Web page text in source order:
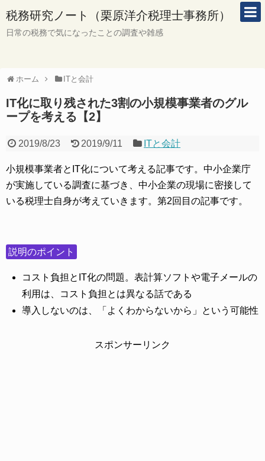
税務研究ノート（栗原洋介税理士事務所）
日常の税務で気になったことの調査や雑感
ホーム ITと会計
IT化に取り残された3割の小規模事業者のグル
ープを考える【2】
2019/8/23 2019/9/11 ITと会計
小規模事業者とIT化について考える記事です。中小企業庁
が実施している調査に基づき、中小企業の現場に密接して
いる税理士自身が考えていきます。第2回目の記事です。
説明のポイント
コスト負担とIT化の問題。表計算ソフトや電子メールの
利用は、コスト負担とは異なる話である
導入しないのは、「よくわからないから」という可能性
スポンサーリンク